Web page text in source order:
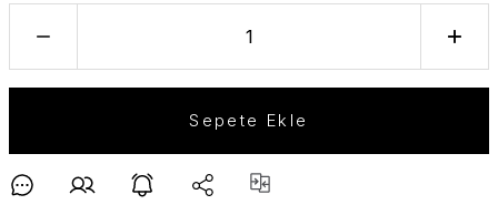
Sepete Ekle